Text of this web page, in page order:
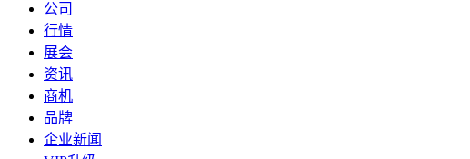
公司
行情
展会
资讯
商机
品牌
企业新闻